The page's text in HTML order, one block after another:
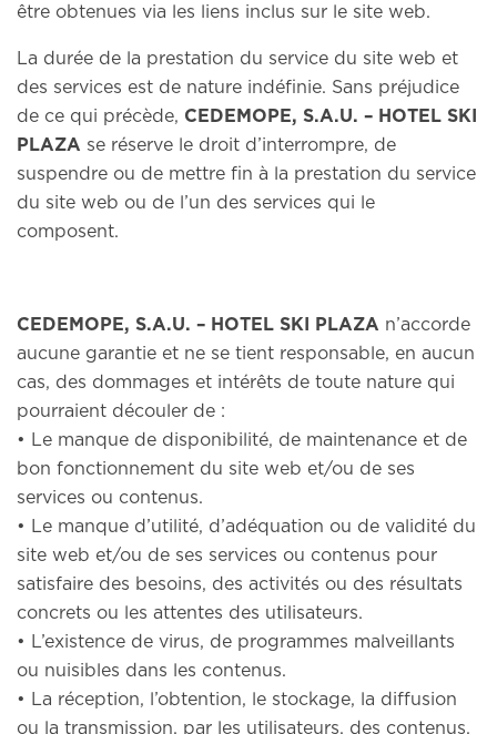
être obtenues via les liens inclus sur le site web.
La durée de la prestation du service du site web et
des services est de nature indéfinie. Sans préjudice
de ce qui précède, CEDEMOPE, S.A.U. – HOTEL SKI
PLAZA se réserve le droit d’interrompre, de
suspendre ou de mettre fin à la prestation du service
du site web ou de l’un des services qui le
composent.
CEDEMOPE, S.A.U. – HOTEL SKI PLAZA n’accorde
aucune garantie et ne se tient responsable, en aucun
cas, des dommages et intérêts de toute nature qui
pourraient découler de :
• Le manque de disponibilité, de maintenance et de
bon fonctionnement du site web et/ou de ses
services ou contenus.
• Le manque d’utilité, d’adéquation ou de validité du
site web et/ou de ses services ou contenus pour
satisfaire des besoins, des activités ou des résultats
concrets ou les attentes des utilisateurs.
• L’existence de virus, de programmes malveillants
ou nuisibles dans les contenus.
• La réception, l’obtention, le stockage, la diffusion
ou la transmission, par les utilisateurs, des contenus.